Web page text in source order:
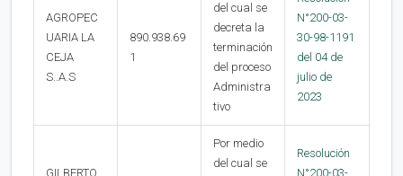
AGROPEC
UARIA LA
CEJA
S..A.S
890.938.69
1
del cual se
decreta la
terminación
del proceso
Administra
tivo
N°200-03-
30-98-1191
del 04 de
julio de
2023
GILBERTO
Por medio
del cual se
Resolución
N°200-03-